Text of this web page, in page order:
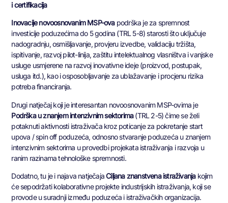
i certifikacija
Inovacije novoosnovanim MSP-ovapodrška je za spremnost
investicije poduzećima do 5 godina (TRL 5-8) starosti što uključuje
nadogradnju, osmišljavanje, provjeru izvedbe, validaciju tržišta,
ispitivanje, razvoj pilot-linija, zaštitu intelektualnog vlasništva i vanjske
usluge usmjerene na razvoj inovativne ideje (proizvod, postupak,
usluga itd.), kao i osposobljavanje za ublažavanje i procjenu rizika
potreba financiranja.
Drugi natječaj koji je interesantan novoosnovanim MSP-ovima je
Podrška u znanjem intenzivnim sektorima(TRL 2-5) čime se želi
potaknuti aktivnosti istraživača kroz poticanje za pokretanje start
upova / spin off poduzeća, odnosno stvaranje poduzeća u znanjem
intenzivnim sektorima u provedbi projekata istraživanja i razvoja u
ranim razinama tehnološke spremnosti.
Dodatno, tu je i najava natječajaCiljana znanstvena istraživanja kojim
će sepodržati kolaborativne projekte industrijskih istraživanja, koji se
provode u suradnji između poduzeća i istraživačkih organizacija.